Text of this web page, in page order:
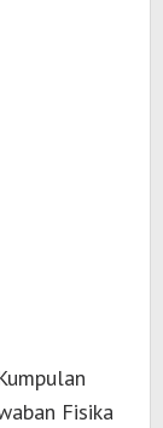
Fisika